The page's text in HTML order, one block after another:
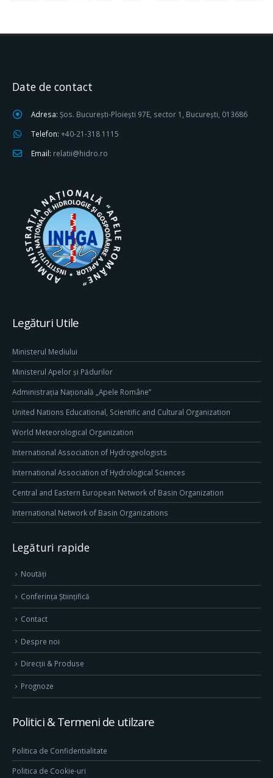
Date de contact
Adresa: Șos. București-Ploiești 97E, sector 1, București, 013686
Telefon: +40-21-318 1115
Email: relatii@hidro.ro
Legături Utile
Ministerul Mediului
Ministerul Apelor și Pădurilor
Administrația Națională „Apele Române”
United Nations Educational, Scientific and Cultural Organization
World Meteorological Organization
International Association of Hydrogeologists
International Association of Hydrological Sciences
Central and Eastern European Network of Basin Organization
International Network of Basin Organizations
Legături rapide
Noutăți
Conferința Științifică
Contact
Despre noi
Direcţii & Produse
Prognoze
Politici & Termeni de utilzare
Politica de Confidentialitate
Politica de Cookie-uri